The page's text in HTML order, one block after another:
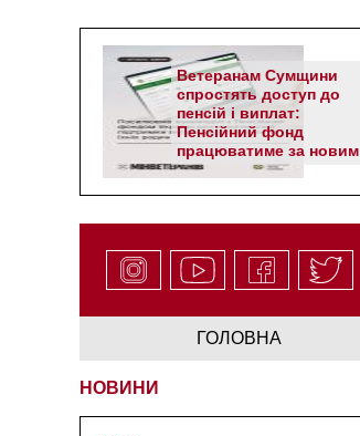
Ветеранам Сумщини
спростять доступ до
пенсій і виплат:
Пенсійний фонд
працюватиме за новим
алгоритмом
ГОЛОВНА
НОВИНИ